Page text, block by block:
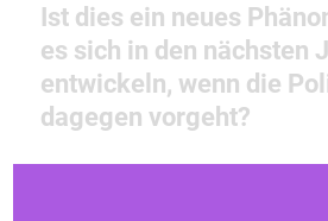
Ist dies ein neues
es sich in den nächsten
entwickeln, wenn die
dagegen vorgeht?